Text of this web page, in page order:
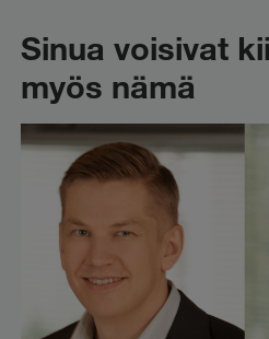
Sinua voisivat
myös nämä